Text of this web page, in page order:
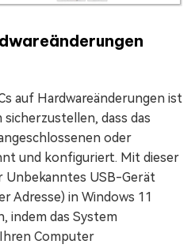
auf Hardwareänderungen ist
dass das
oder
und konfiguriert. Mit dieser
Unbekanntes USB-Gerät
Adresse) in Windows 11
indem das System
Computer